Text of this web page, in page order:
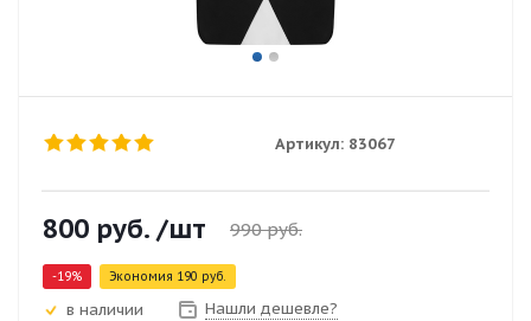
Артикул: 83067
800 руб. /шт 990руб.
-19% Экономия 190 руб.
в наличии Нашли дешевле?